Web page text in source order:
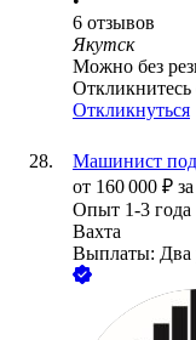
6 отзывов
Якутск
Можно без
Откликнуться
Машинист
от 160 000 ₽
Опыт 1-3 года
Вахта
Выплаты: Два